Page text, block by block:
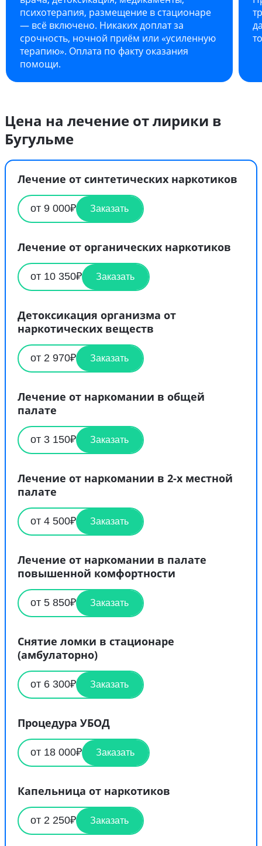
психотерапия, размещение в стационаре
— всё включено. Никаких доплат за
срочность, ночной приём или «усиленную
терапию». Оплата по факту оказания
помощи.
Цена на лечение от лирики в
Бугульме
Лечение от синтетических наркотиков
от 9 000₽ Заказать
Лечение от органических наркотиков
от 10 350₽ Заказать
Детоксикация организма от
наркотических веществ
от 2 970₽ Заказать
Лечение от наркомании в общей
палате
от 3 150₽ Заказать
Лечение от наркомании в 2-х местной
палате
от 4 500₽ Заказать
Лечение от наркомании в палате
повышенной комфортности
от 5 850₽ Заказать
Снятие ломки в стационаре
(амбулаторно)
от 6 300₽ Заказать
Процедура УБОД
от 18 000₽ Заказать
Капельница от наркотиков
от 2 250₽ Заказать